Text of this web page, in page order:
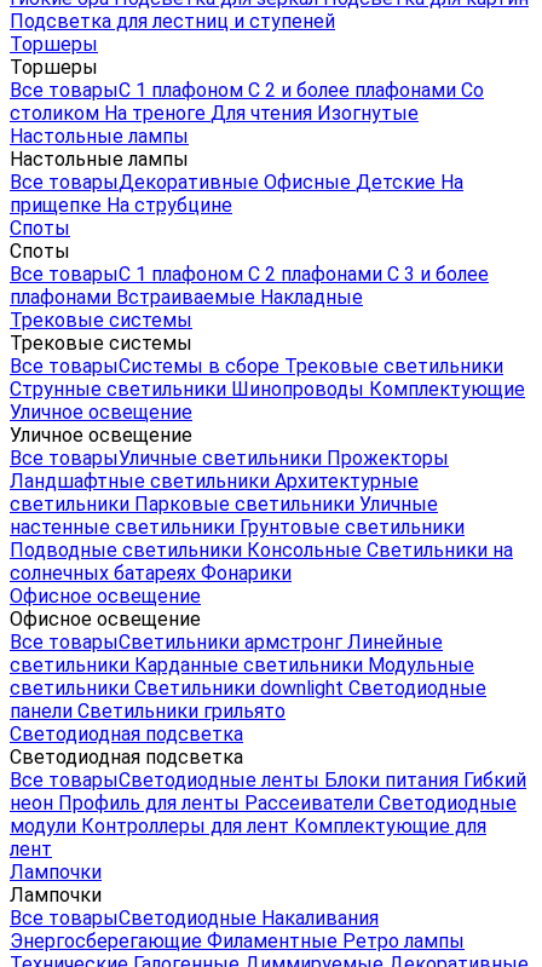
Подсветка для лестниц и ступеней
Торшеры
Торшеры
Все товарыС 1 плафоном С 2 и более плафонами Со
столиком На треноге Для чтения Изогнутые
Настольные лампы
Настольные лампы
Все товарыДекоративные Офисные Детские На
прищепке На струбцине
Споты
Споты
Все товарыС 1 плафоном С 2 плафонами С 3 и более
плафонами Встраиваемые Накладные
Трековые системы
Трековые системы
Все товарыСистемы в сборе Трековые светильники
Струнные светильники Шинопроводы Комплектующие
Уличное освещение
Уличное освещение
Все товарыУличные светильники Прожекторы
Ландшафтные светильники Архитектурные
светильники Парковые светильники Уличные
настенные светильники Грунтовые светильники
Подводные светильники Консольные Светильники на
солнечных батареях Фонарики
Офисное освещение
Офисное освещение
Все товарыСветильники армстронг Линейные
светильники Карданные светильники Модульные
светильники Светильники downlight Светодиодные
панели Светильники грильято
Светодиодная подсветка
Светодиодная подсветка
Все товарыСветодиодные ленты Блоки питания Гибкий
неон Профиль для ленты Рассеиватели Светодиодные
модули Контроллеры для лент Комплектующие для
лент
Лампочки
Лампочки
Все товарыСветодиодные Накаливания
Энергосберегающие Филаментные Ретро лампы